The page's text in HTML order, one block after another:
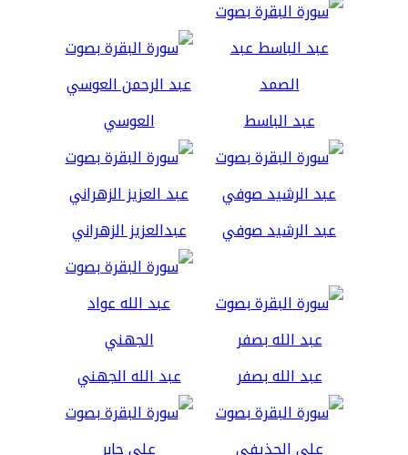
عبد الباسط العوسي
عبد الرشيد صوفي عبدالعزيز الزهراني
عبد الله بصفر عبد الله الجهني